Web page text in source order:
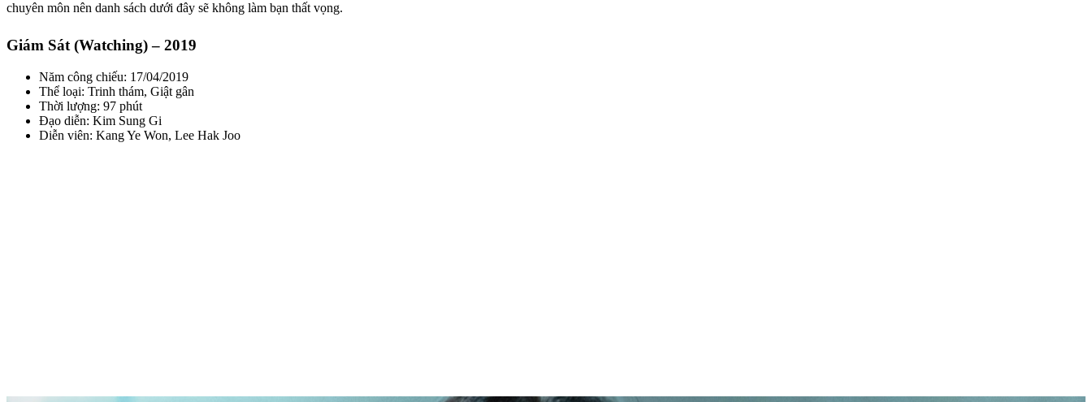
chuyên môn nên danh sách dưới đây sẽ không làm bạn thất vọng.
Giám Sát (Watching) – 2019
Năm công chiếu: 17/04/2019
Thể loại: Trinh thám, Giật gân
Thời lượng: 97 phút
Đạo diễn: Kim Sung Gi
Diễn viên: Kang Ye Won, Lee Hak Joo